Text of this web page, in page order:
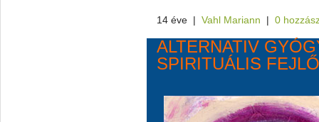
14 éve | Vahl Mariann | 0
ALTERNATIV
SPIRITUÁLIS